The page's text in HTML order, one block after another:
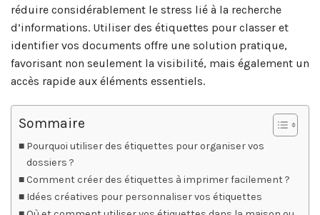
réduire considérablement le stress lié à la recherche
d’informations. Utiliser des étiquettes pour classer et
identifier vos documents offre une solution pratique,
favorisant non seulement la visibilité, mais également un
accès rapide aux éléments essentiels.
Sommaire
Pourquoi utiliser des étiquettes pour organiser vos
dossiers ?
Comment créer des étiquettes à imprimer facilement ?
Idées créatives pour personnaliser vos étiquettes